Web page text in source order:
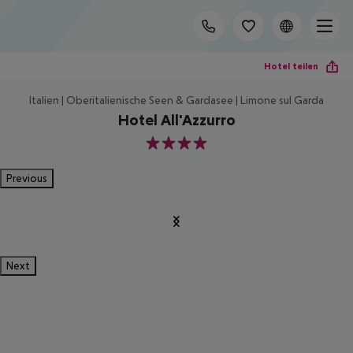
Hotel teilen
Italien | Oberitalienische Seen & Gardasee | Limone sul Garda
Hotel All'Azzurro
4
Previous
Next